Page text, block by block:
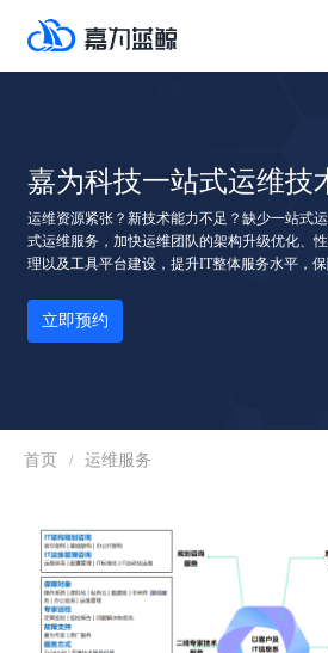
嘉为科技一站式运维技
运维资源紧张？新技术能力不足？缺少一站式
式运维服务，加快运维团队的架构升级优化、
理以及工具平台建设，提升IT整体服务水平，保
立即预约
首页 / 运维服务